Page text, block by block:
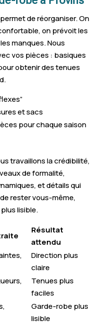
de réorganiser. On
on prévoit les
manques. Nous
vos pièces : basiques
obtenir des tenues
et sacs
pour chaque saison
travaillons la crédibilité,
de formalité,
et détails qui
rester vous-même,
lisible.
Résultat
attendu
Direction plus
claire
Tenues plus
faciles
Garde-robe plus
lisible